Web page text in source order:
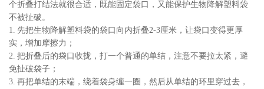
个折叠打结法就很合适，既能固定袋口，又能保护生物降解塑料袋
不被扯破。
1. 先把生物降解塑料袋的袋口向内折叠2-3厘米，让袋口变得更厚
实，增加摩擦力；
2. 把折叠后的袋口收拢，打一个普通的单结，注意不要拉太紧，避
免扯破袋子；
3. 再把单结的末端，绕着袋身缠一圈，然后从单结的环里穿过去，